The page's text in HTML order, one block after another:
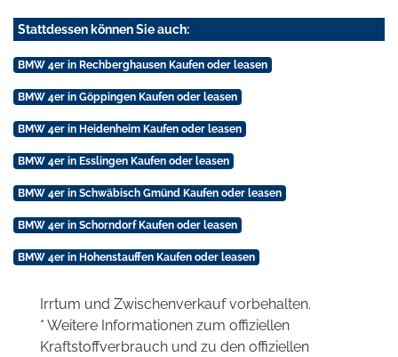
Stattdessen können Sie auch:
BMW 4er in Rechberghausen Kaufen oder leasen
BMW 4er in Göppingen Kaufen oder leasen
BMW 4er in Heidenheim Kaufen oder leasen
BMW 4er in Esslingen Kaufen oder leasen
BMW 4er in Schwäbisch Gmünd Kaufen oder leasen
BMW 4er in Schorndorf Kaufen oder leasen
BMW 4er in Hohenstauffen Kaufen oder leasen
Irrtum und Zwischenverkauf vorbehalten.
* Weitere Informationen zum offiziellen
Kraftstoffverbrauch und zu den offiziellen